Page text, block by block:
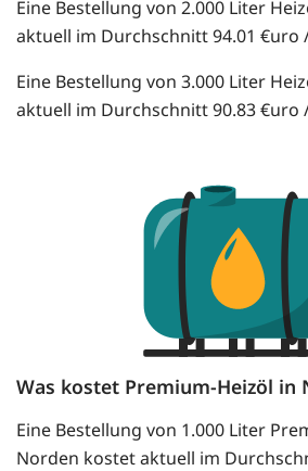
Eine Bestellung von 2.000 Liter
aktuell im Durchschnitt 94.01 €uro
Eine Bestellung von 3.000 Liter
aktuell im Durchschnitt 90.83 €uro
Was kostet Premium-Heizöl in
Eine Bestellung von 1.000 Liter
Norden kostet aktuell im